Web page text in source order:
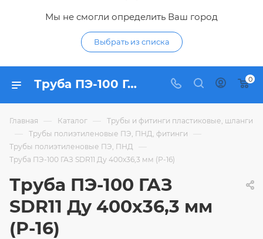
Мы не смогли определить Ваш город
Выбрать из списка
Труба ПЭ-100 ГАЗ SDR11 Ду 400х36,3 мм (Р-16) - купить по цене в интернет-магазине Гидропромтехника с доставкой в Курске 0
Главная — Каталог — Трубы и фитинги пластиковые, шланги
— Трубы полиэтиленовые ПЭ, ПНД, фитинги —
Трубы полиэтиленовые ПЭ, ПНД —
Труба ПЭ-100 ГАЗ SDR11 Ду 400х36,3 мм (Р-16)
Труба ПЭ-100 ГАЗ
SDR11 Ду 400х36,3 мм
(Р-16)